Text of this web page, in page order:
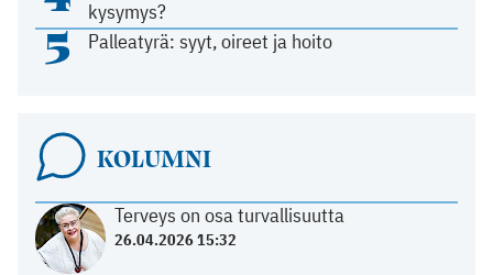
kysymys?
5 Palleatyrä: syyt, oireet ja hoito
KOLUMNI
Terveys on osa turvallisuutta
26.04.2026 15:32